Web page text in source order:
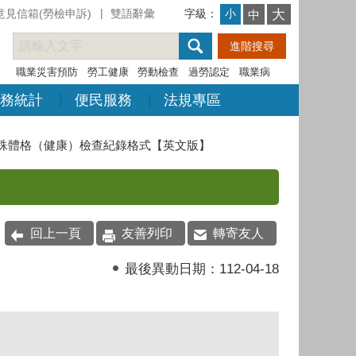
見信箱(勞檢申訴) 雙語辭彙 字級： 小 中 大
職業災害預防 勞工健康 勞動檢查 過勞認定 職業病
統計 便民服務 法規專區
體格（健康）檢查紀錄格式【英文版】
回上一頁 友善列印 轉寄友人
最後異動日期： 112-04-18